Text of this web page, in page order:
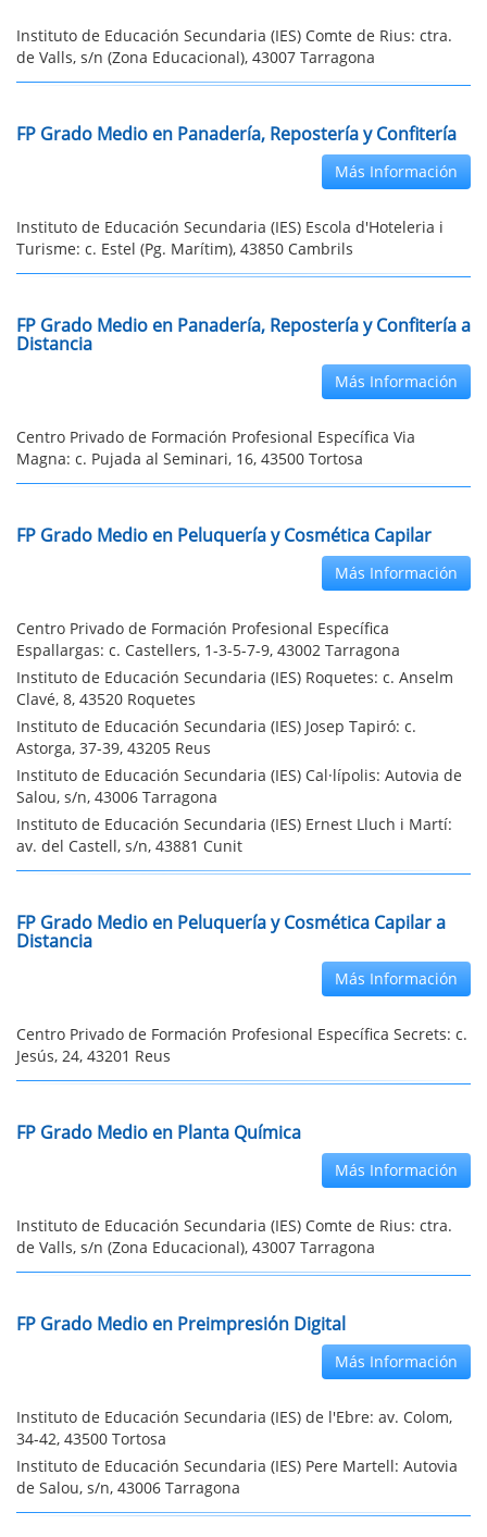
Instituto de Educación Secundaria (IES) Comte de Rius: ctra.
de Valls, s/n (Zona Educacional), 43007 Tarragona
FP Grado Medio en Panadería, Repostería y Confitería
Más Información
Instituto de Educación Secundaria (IES) Escola d'Hoteleria i
Turisme: c. Estel (Pg. Marítim), 43850 Cambrils
FP Grado Medio en Panadería, Repostería y Confitería a
Distancia
Más Información
Centro Privado de Formación Profesional Específica Via
Magna: c. Pujada al Seminari, 16, 43500 Tortosa
FP Grado Medio en Peluquería y Cosmética Capilar
Más Información
Centro Privado de Formación Profesional Específica
Espallargas: c. Castellers, 1-3-5-7-9, 43002 Tarragona
Instituto de Educación Secundaria (IES) Roquetes: c. Anselm
Clavé, 8, 43520 Roquetes
Instituto de Educación Secundaria (IES) Josep Tapiró: c.
Astorga, 37-39, 43205 Reus
Instituto de Educación Secundaria (IES) Cal·lípolis: Autovia de
Salou, s/n, 43006 Tarragona
Instituto de Educación Secundaria (IES) Ernest Lluch i Martí:
av. del Castell, s/n, 43881 Cunit
FP Grado Medio en Peluquería y Cosmética Capilar a
Distancia
Más Información
Centro Privado de Formación Profesional Específica Secrets: c.
Jesús, 24, 43201 Reus
FP Grado Medio en Planta Química
Más Información
Instituto de Educación Secundaria (IES) Comte de Rius: ctra.
de Valls, s/n (Zona Educacional), 43007 Tarragona
FP Grado Medio en Preimpresión Digital
Más Información
Instituto de Educación Secundaria (IES) de l'Ebre: av. Colom,
34-42, 43500 Tortosa
Instituto de Educación Secundaria (IES) Pere Martell: Autovia
de Salou, s/n, 43006 Tarragona